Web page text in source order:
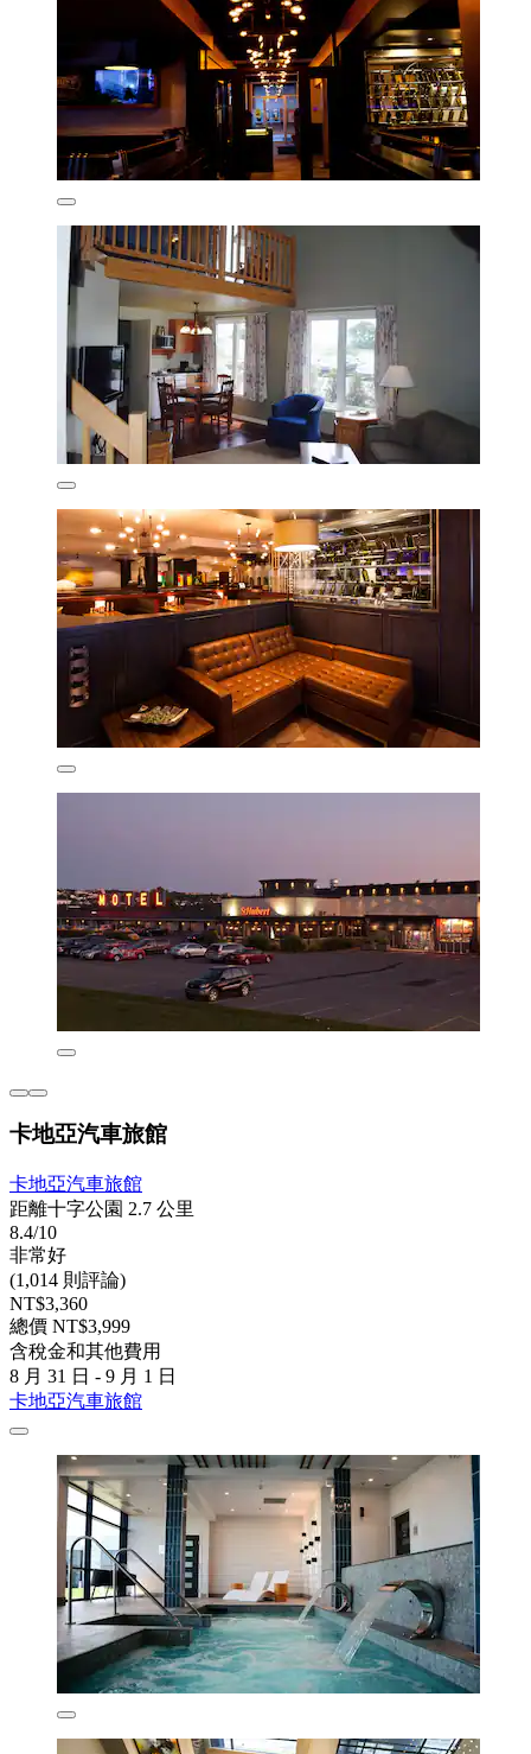
卡地亞汽車旅館
卡地亞汽車旅館
距離十字公園 2.7 公里
8.4/10
非常好
(1,014 則評論)
NT$3,360
總價 NT$3,999
含稅金和其他費用
8 月 31 日 - 9 月 1 日
卡地亞汽車旅館